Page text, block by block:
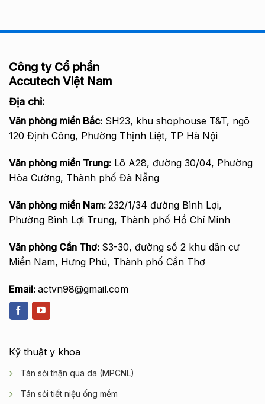
Công ty Cổ phần
Accutech Việt Nam
Địa chỉ:
Văn phòng miền Bắc: SH23, khu shophouse T&T, ngõ
120 Định Công, Phường Thịnh Liệt, TP Hà Nội
Văn phòng miền Trung: Lô A28, đường 30/04, Phường
Hòa Cường, Thành phố Đà Nẵng
Văn phòng miền Nam: 232/1/34 đường Bình Lợi,
Phường Bình Lợi Trung, Thành phố Hồ Chí Minh
Văn phòng Cần Thơ: S3-30, đường số 2 khu dân cư
Miền Nam, Hưng Phú, Thành phố Cần Thơ
Email: actvn98@gmail.com
Kỹ thuật y khoa
Tán sỏi thận qua da (MPCNL)
Tán sỏi tiết niệu ống mềm